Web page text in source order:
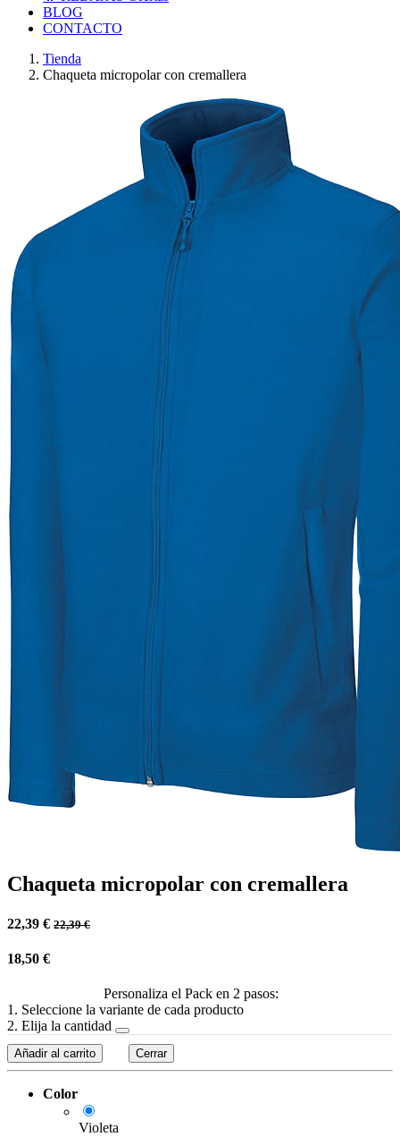
BLOG
CONTACTO
Tienda
Chaqueta micropolar con cremallera
Chaqueta micropolar con cremallera
22,39 € 22,39€
18,50 €
Personaliza el Pack en 2 pasos:
1. Seleccione la variante de cada producto
2. Elija la cantidad
Añadir al carrito Cerrar
Color
Violeta